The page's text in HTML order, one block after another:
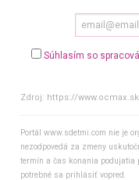
Súhlasím so
Zdroj: https://
Portál www.sdetmi.com nie je
nezodpovedá za zmeny
termín a čas konania podujatia
potrebné sa prihlásiť vopred.